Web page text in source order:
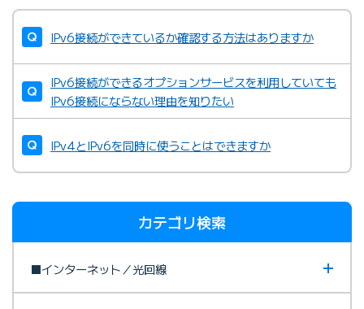
IPv6接続ができているか確認する方法はありますか
IPv6接続ができるオプションサービスを利用していても
IPv6接続にならない理由を知りたい
IPv4とIPv6を同時に使うことはできますか
カテゴリ検索
■インターネット／光回線